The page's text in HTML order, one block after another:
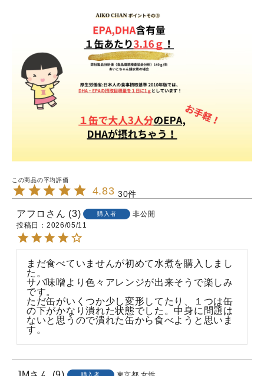
4.83 30
アフロ 3 購入者
非公開
投稿日
2026/05/11
まだ食べていませんが初めて水煮を購入しまし
た。
サバ味噌より色々アレンジが出来そうで楽しみ
です。
ただ缶がいくつか少し変形してたり、１つは缶
の下がかなり潰れた状態でした。中身に問題は
ないと思うので潰れた缶から食べようと思いま
購入者